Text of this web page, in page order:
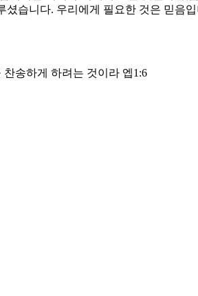
습니다. 우리에게 필요한 것은 믿음
송하게 하려는 것이라 엡1:6